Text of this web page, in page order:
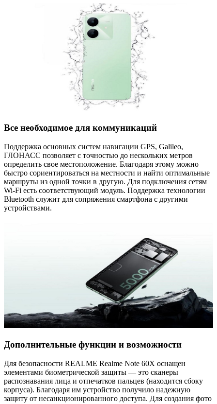
Все необходимое для коммуникаций
Поддержка основных систем навигации GPS, Galileo,
ГЛОНАСС позволяет с точностью до нескольких метров
определить свое местоположение. Благодаря этому можно
быстро сориентироваться на местности и найти оптимальные
маршруты из одной точки в другую. Для подключения сетям
Wi-Fi есть соответствующий модуль. Поддержка технологии
Bluetooth служит для сопряжения смартфона с другими
устройствами.
Дополнительные функции и возможности
Для безопасности REALME Realme Note 60X оснащен
элементами биометрической защиты — это сканеры
распознавания лица и отпечатков пальцев (находится сбоку
корпуса). Благодаря им устройство получило надежную
защиту от несанкционированного доступа. Для создания фото